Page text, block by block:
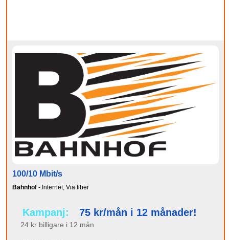
100/10 Mbit/s
Bahnhof - Internet, Via fiber
Kampanj: 75 kr/mån i 12 månader!
24 kr billigare i 12 mån